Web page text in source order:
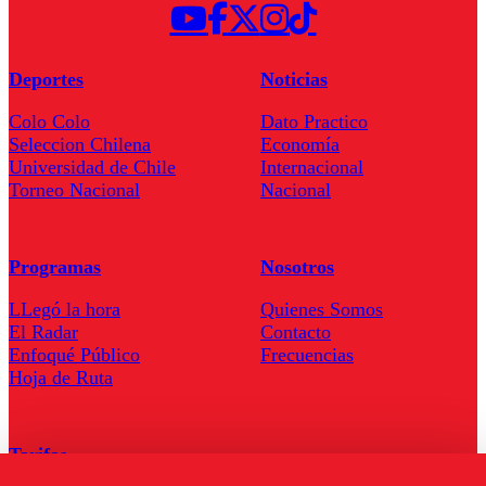
Deportes
Colo Colo
Seleccion Chilena
Universidad de Chile
Torneo Nacional
Noticias
Dato Practico
Economía
Internacional
Nacional
Programas
LLegó la hora
El Radar
Enfoqué Público
Hoja de Ruta
Nosotros
Quienes Somos
Contacto
Frecuencias
Tarifas